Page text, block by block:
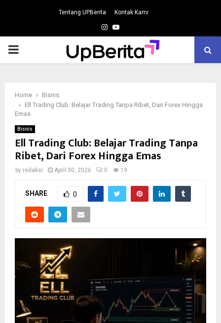
Tentang UPBerita Kontak Kami
Instagram
Youtube
PRIMARY
Home
Bisnis
Ell Trading Club: Belajar Trading Tanpa Ribet, Dari Forex Hingga
Emas
Bisnis
Ell Trading Club: Belajar Trading Tanpa
Ribet, Dari Forex Hingga Emas
by redaksi April 30, 2026 0 19
SHARE 0